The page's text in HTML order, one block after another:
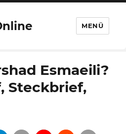
MENÜ
Esmaeili?
Steckbrief,